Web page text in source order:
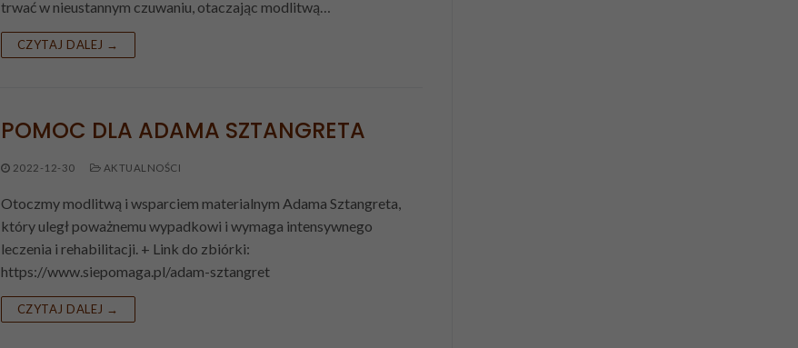
trwać w nieustannym czuwaniu, otaczając modlitwą…
CZYTAJ DALEJ →
POMOC DLA ADAMA SZTANGRETA
2022-12-30 AKTUALNOŚCI
Otoczmy modlitwą i wsparciem materialnym Adama Sztangreta,
który uległ poważnemu wypadkowi i wymaga intensywnego
leczenia i rehabilitacji. + Link do zbiórki:
https://www.siepomaga.pl/adam-sztangret
CZYTAJ DALEJ →